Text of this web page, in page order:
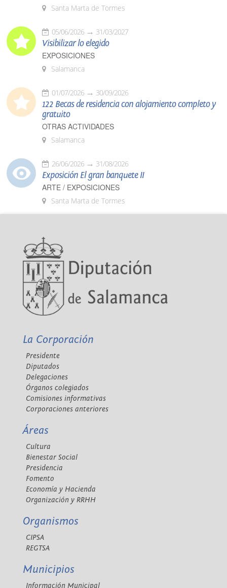
Santa Marta de Tormes
05/06/2026 31/03/2027
Visibilizar lo elegido
EXPOSICIONES
Salamanca
01/07/2026 30/09/2026
122 Becas de residencia con alojamiento completo y
gratuito
OTRAS ACTIVIDADES
Salamanca
26/06/2026 31/08/2026
Exposición El gran banquete II
ARTE / EXPOSICIONES
Santa Marta de Tormes
La Corporación
Presidente
Diputados
Delegaciones
Órganos colegiados
Comisiones informativas
Corporaciones anteriores
Áreas
Cultura
Bienestar Social
Presidencia
Fomento
Economía y Hacienda
Organización y RRHH
Organismos
CIPSA
REGTSA
Municipios
Información Municipal